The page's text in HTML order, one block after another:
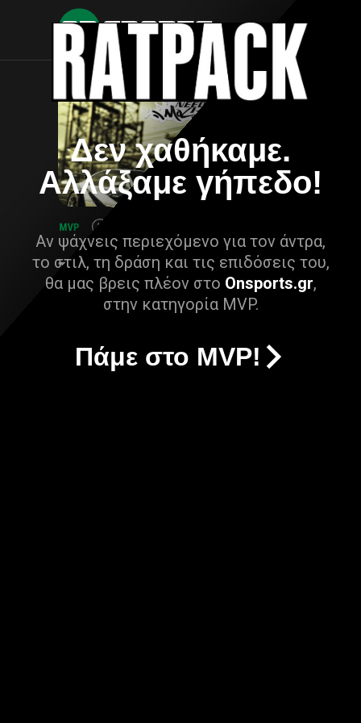
Δεν χαθήκαμε.
Αλλάξαμε γήπεδο!
Αν ψάχνεις περιεχόμενο για τον άντρα,
το στιλ, τη δράση και τις επιδόσεις του,
θα μας βρεις πλέον στο Onsports.gr,
στην κατηγορία MVP.
Πάμε στο MVP!